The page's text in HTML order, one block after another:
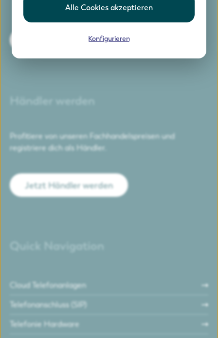
Händler werden
Profitiere von unseren Fachhandelspreisen und
registriere dich als Händler.
Jetzt Händler werden
Quick Navigation
Cloud Telefonanlagen
Telefonanschluss (SIP)
Telefonie Hardware
Alle Cookies akzeptieren
Konfigurieren